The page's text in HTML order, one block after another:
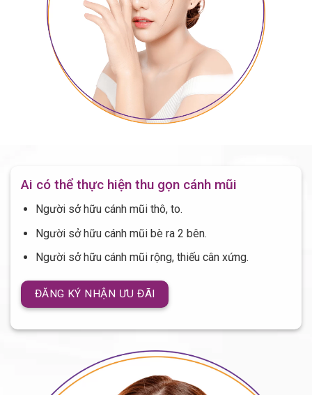
Ai có thể thực hiện thu gọn cánh mũi
Người sở hữu cánh mũi thô, to.
Người sở hữu cánh mũi bè ra 2 bên.
Người sở hữu cánh mũi rộng, thiếu cân xứng.
ĐĂNG KÝ NHẬN ƯU ĐÃI